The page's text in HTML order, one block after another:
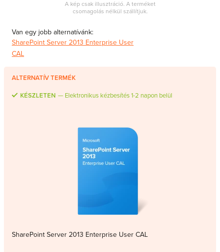
MS Project Server
MS System Center
A kép csak illusztráció. A terméket
csomagolás nélkül szállítjuk.
Van egy jobb alternatívánk:
SharePoint Server 2013 Enterprise User
CAL
ALTERNATÍV TERMÉK
KÉSZLETEN Elektronikus kézbesítés 1-2 napon belül
SharePoint Server 2013 Enterprise User CAL